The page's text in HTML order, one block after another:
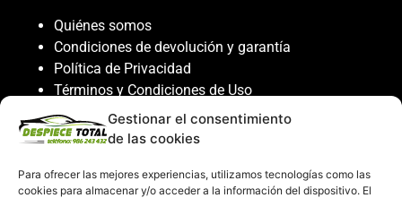
Gestionar el consentimiento
de las cookies
Para ofrecer las mejores experiencias, utilizamos tecnologías como las
cookies para almacenar y/o acceder a la información del dispositivo. El
Quiénes somos
Condiciones de devolución y garantía
Política de Privacidad
Términos y Condiciones de Uso
Política de Cookies
Servicio al cliente
Contacto